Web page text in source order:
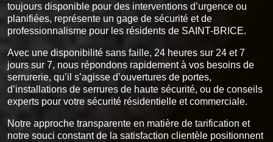
toujours disponible pour des interventions d’urgence ou
planifiées, représente un gage de sécurité et de
professionnalisme pour les résidents de SAINT-BRICE.
Avec une disponibilité sans faille, 24 heures sur 24 et 7
jours sur 7, nous répondons rapidement à vos besoins de
serrurerie, qu’il s’agisse d’ouvertures de portes,
d’installations de serrures de haute sécurité, ou de conseils
experts pour votre sécurité résidentielle et commerciale.
Notre approche transparente en matière de tarification et
notre souci constant de la satisfaction clientèle positionnent